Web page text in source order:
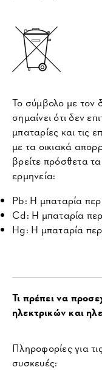
Το σύμβολο με τον
σημαίνει ότι δεν
μπαταρίες και τις
με τα οικιακά
βρείτε πρόσθετα
ερμηνεία:
Pb: Η μπαταρία
Cd: Η μπαταρία
Hg: Η μπαταρία
Τι πρέπει να
ηλεκτρικών και
Πληροφορίες για
συσκευές: